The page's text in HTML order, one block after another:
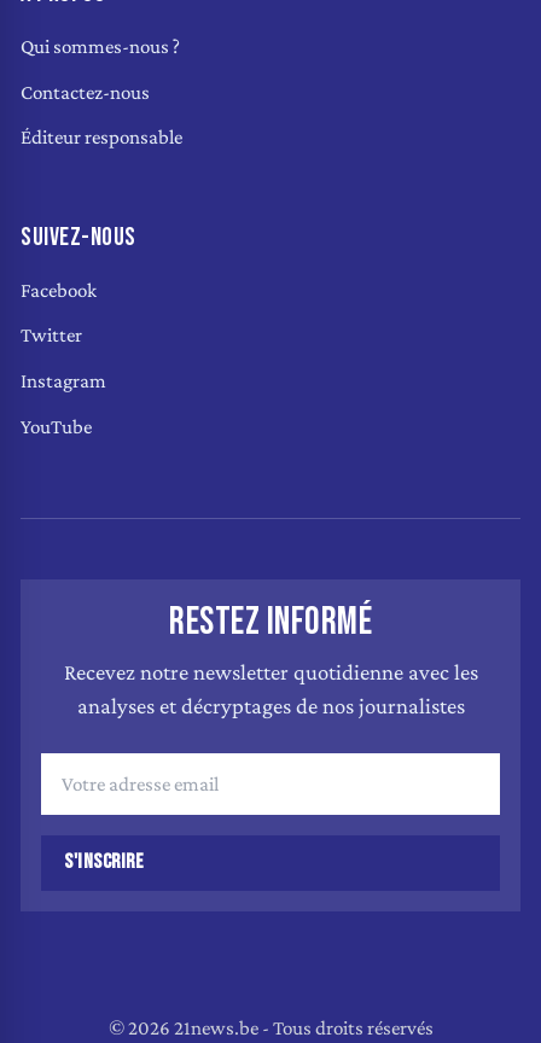
Qui sommes-nous ?
Contactez-nous
Éditeur responsable
SUIVEZ-NOUS
Facebook
Twitter
Instagram
YouTube
RESTEZ INFORMÉ
Recevez notre newsletter quotidienne avec les
analyses et décryptages de nos journalistes
S'INSCRIRE
© 2026 21news.be - Tous droits réservés